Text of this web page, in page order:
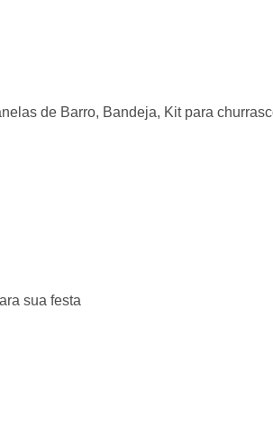
de Barro, Bandeja, Kit para
sua festa